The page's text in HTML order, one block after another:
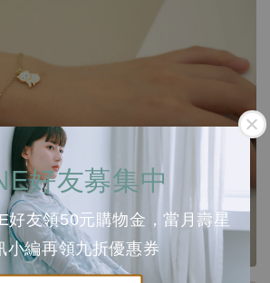
好友募集中
好友領50元購物金，當月壽星
小編再領九折優惠券